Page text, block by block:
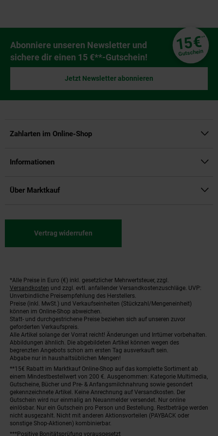
Newsletter Anmeldung
Abonniere unseren Newsletter und
sichere dir einen 15 €**-Gutschein!
15€**
Gutschein
Jetzt Newsletter abonnieren
Zahlarten im Online-Shop
Informationen
Über Marktkauf
Vertrag widerrufen
Fußnoten
*Alle Preise in Euro (€) inkl. gesetzlicher Mehrwertsteuer, zzgl.
Versandkosten und zzgl. evtl. anfallender Versandkostenzuschläge. UVP:
Unverbindliche Preisempfehlung des Herstellers.
Preise (inkl. MwSt.) und Verkaufseinheiten (Stückzahl/Mengeneinheit)
können im Online-Shop abweichen.
Statt- und durchgestrichene Preise beziehen sich auf unseren zuvor
geforderten Verkaufspreis.
Alle Artikel solange der Vorrat reicht! Änderungen und Irrtümer vorbehalten.
Abbildungen ähnlich. Die abgebildeten Artikel können wegen des
begrenzten Angebots schon am ersten Tag ausverkauft sein.
Abgabe nur in haushaltsüblichen Mengen!
**15€ Rabatt im Marktkauf Online-Shop auf das komplette Sortiment ab
einem Mindestbestellwert von 200 €. Ausgenommen: Kategorie Multimedia,
Gutscheine, Bücher und Pre- & Anfangsmilchnahrung sowie gesondert
gekennzeichnete Artikel. Keine Anrechnung auf Versandkosten. Der
Gutschein wird nur einmalig an Neuanmelder versendet. Nur online
einlösbar. Nur ein Gutschein pro Person und Bestellung. Restbeträge werden
nicht ausgezahlt. Nicht mit anderen Aktionsvorteilen (PAYBACK oder
sonstige Shop-Aktionen) kombinierbar.
***Positive Bonitätsprüfung vorausgesetzt